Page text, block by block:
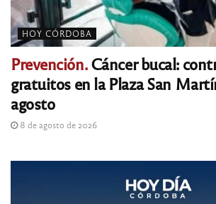
HOY CÓRDOBA
Prevención.Cáncer bucal:
gratuitos en la Plaza San
agosto
8 de agosto de 2026